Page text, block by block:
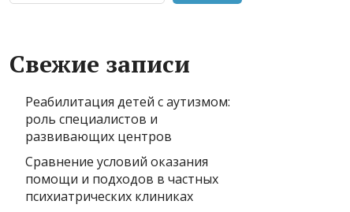
Свежие записи
Реабилитация детей с аутизмом:
роль специалистов и
развивающих центров
Сравнение условий оказания
помощи и подходов в частных
психиатрических клиниках